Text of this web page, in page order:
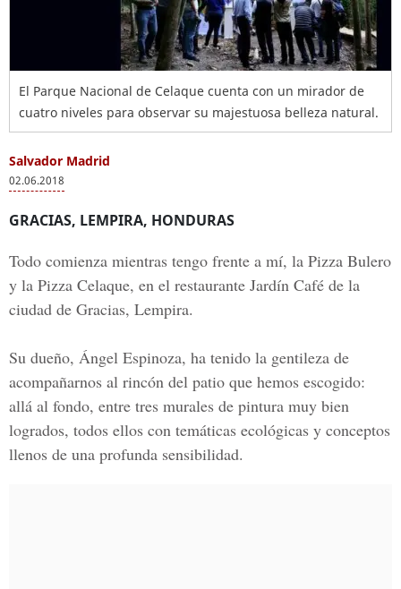
El Parque Nacional de Celaque cuenta con un mirador de
cuatro niveles para observar su majestuosa belleza natural.
Salvador Madrid
02.06.2018
GRACIAS, LEMPIRA, HONDURAS
Todo comienza mientras tengo frente a mí, la Pizza Bulero
y la Pizza Celaque, en el restaurante Jardín Café de la
ciudad de Gracias, Lempira.
Su dueño, Ángel Espinoza, ha tenido la gentileza de
acompañarnos al rincón del patio que hemos escogido:
allá al fondo, entre tres murales de pintura muy bien
logrados, todos ellos con temáticas ecológicas y conceptos
llenos de una profunda sensibilidad.